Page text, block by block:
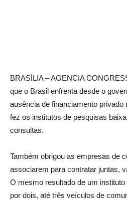
BRASÍLIA – AGENCIA
que o Brasil enfrenta desde o
ausência de financiamento privado
fez os institutos de pesquisas
consultas.
Também obrigou as empresas de
associarem para contratar juntas,
O mesmo resultado de um
por dois, até três veículos de